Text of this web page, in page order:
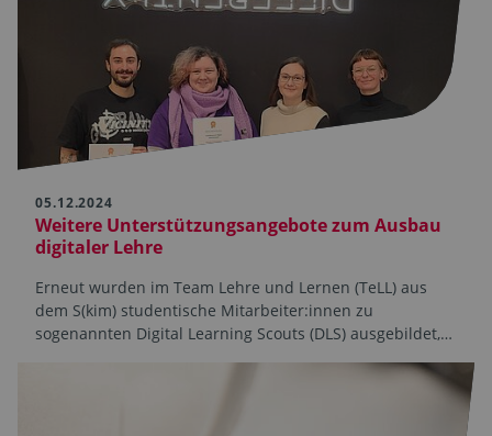
05.12.2024
Weitere Unterstützungsangebote zum Ausbau
digitaler Lehre
Erneut wurden im Team Lehre und Lernen (TeLL) aus
dem S(kim) studentische Mitarbeiter:innen zu
sogenannten Digital Learning Scouts (DLS) ausgebildet,…